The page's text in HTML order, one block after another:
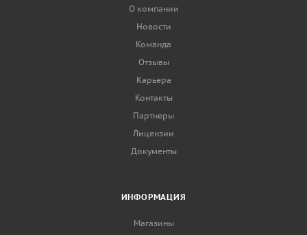
О компании
Новости
Команда
Отзывы
Карьера
Контакты
Партнеры
Лицензии
Документы
ИНФОРМАЦИЯ
Магазины